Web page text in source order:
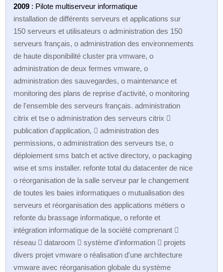
2009 : Pilote multiserveur informatique
installation de différents serveurs et applications sur
150 serveurs et utilisateurs o administration des 150
serveurs français, o administration des environnements
de haute disponibilité cluster pra vmware, o
administration de deux fermes vmware, o
administration des sauvegardes, o maintenance et
monitoring des plans de reprise d'activité, o monitoring
de l'ensemble des serveurs français. administration
citrix et tse o administration des serveurs citrix 
publication d'application,  administration des
permissions, o administration des serveurs tse, o
déploiement sms batch et active directory, o packaging
wise et sms installer. refonte total du datacenter de nice
o réorganisation de la salle serveur par le changement
de toutes les baies informatiques o mutualisation des
serveurs et réorganisation des applications métiers o
refonte du brassage informatique, o refonte et
intégration informatique de la société comprenant 
réseau  dataroom  système d'information  projets
divers projet vmware o réalisation d'une architecture
vmware avec réorganisation globale du système